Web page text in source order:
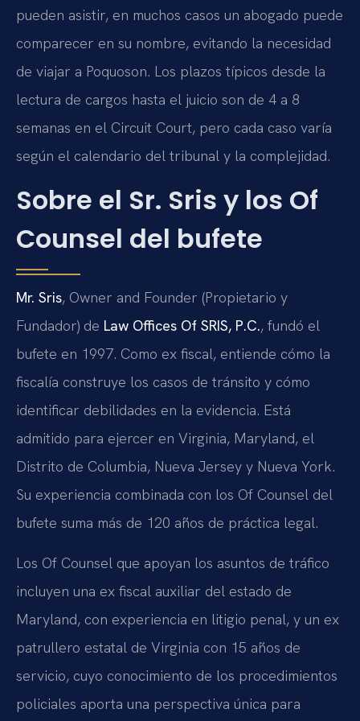
pueden asistir, en muchos casos un abogado puede
comparecer en su nombre, evitando la necesidad
de viajar a Poquoson. Los plazos típicos desde la
lectura de cargos hasta el juicio son de 4 a 8
semanas en el Circuit Court, pero cada caso varía
según el calendario del tribunal y la complejidad.
Sobre el Sr. Sris y los Of
Counsel del bufete
Mr. Sris, Owner and Founder (Propietario y
Fundador) de Law Offices Of SRIS, P.C., fundó el
bufete en 1997. Como ex fiscal, entiende cómo la
fiscalía construye los casos de tránsito y cómo
identificar debilidades en la evidencia. Está
admitido para ejercer en Virginia, Maryland, el
Distrito de Columbia, Nueva Jersey y Nueva York.
Su experiencia combinada con los Of Counsel del
bufete suma más de 120 años de práctica legal.
Los Of Counsel que apoyan los asuntos de tráfico
incluyen una ex fiscal auxiliar del estado de
Maryland, con experiencia en litigio penal, y un ex
patrullero estatal de Virginia con 15 años de
servicio, cuyo conocimiento de los procedimientos
policiales aporta una perspectiva única para